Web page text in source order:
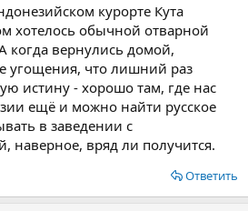
курорте Кута
хотелось обычной отварной
когда вернулись домой,
угощения, что лишний раз
истину - хорошо там, где нас
ещё и можно найти русское
в заведении с
наверное, вряд ли получится.
Ответить